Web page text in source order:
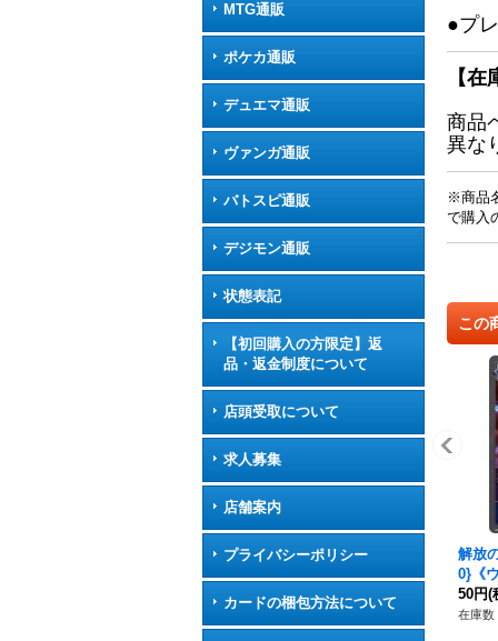
MTG通販
ポケカ通販
デュエマ通販
ヴァンガ通販
バトスピ通販
デジモン通販
状態表記
【初回購入の方限定】返
品・返金制度について
店頭受取について
求人募集
店舗案内
プライバシーポリシー
カードの梱包方法について
●プ
【
商品
異な
※商品
で購入
この
解放
0}《
50円(
在庫数